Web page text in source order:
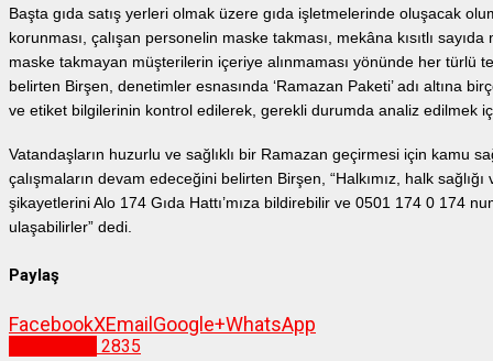
Başta gıda satış yerleri olmak üzere gıda işletmelerinde oluşacak
korunması, çalışan personelin maske takması, mekâna kısıtlı
maske takmayan müşterilerin içeriye alınmaması yönünde her türlü
belirten Birşen, denetimler esnasında ‘Ramazan Paketi’ adı altına
ve etiket bilgilerinin kontrol edilerek, gerekli durumda analiz edilmek
Vatandaşların huzurlu ve sağlıklı bir Ramazan geçirmesi için kamu
çalışmaların devam edeceğini belirten Birşen, “Halkımız, halk
şikayetlerini Alo 174 Gıda Hattı’mıza bildirebilir ve 0501 174 0 174
ulaşabilirler” dedi.
Paylaş
FacebookXEmail Google+WhatsApp
2835